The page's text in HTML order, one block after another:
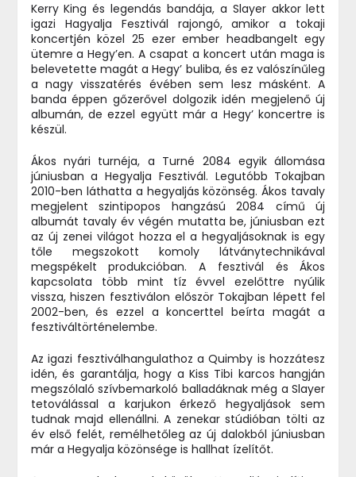
Kerry King és legendás bandája, a Slayer akkor lett
igazi Hagyalja Fesztivál rajongó, amikor a tokaji
koncertjén közel 25 ezer ember headbangelt egy
ütemre a Hegy’en. A csapat a koncert után maga is
belevetette magát a Hegy’ buliba, és ez valószínűleg
a nagy visszatérés évében sem lesz másként. A
banda éppen gőzerővel dolgozik idén megjelenő új
albumán, de ezzel együtt már a Hegy’ koncertre is
készül.
Ákos nyári turnéja, a Turné 2084 egyik állomása
júniusban a Hegyalja Fesztivál. Legutóbb Tokajban
2010-ben láthatta a hegyaljás közönség. Ákos tavaly
megjelent szintipopos hangzású 2084 című új
albumát tavaly év végén mutatta be, júniusban ezt
az új zenei világot hozza el a hegyaljásoknak is egy
tőle megszokott komoly látványtechnikával
megspékelt produkcióban. A fesztivál és Ákos
kapcsolata több mint tíz évvel ezelőttre nyúlik
vissza, hiszen fesztiválon először Tokajban lépett fel
2002-ben, és ezzel a koncerttel beírta magát a
fesztiváltörténelembe.
Az igazi fesztiválhangulathoz a Quimby is hozzátesz
idén, és garantálja, hogy a Kiss Tibi karcos hangján
megszólaló szívbemarkoló balladáknak még a Slayer
tetoválással a karjukon érkező hegyaljások sem
tudnak majd ellenállni. A zenekar stúdióban tölti az
év első felét, remélhetőleg az új dalokból júniusban
már a Hegyalja közönsége is hallhat ízelítőt.